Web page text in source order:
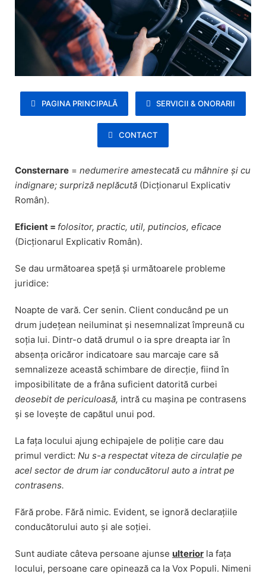
PAGINA PRINCIPALĂ SERVICII & ONORARII
CONTACT
Consternare = nedumerire amestecată cu mâhnire și cu
indignare; surpriză neplăcută (Dicționarul Explicativ
Român).
Eficient = folositor, practic, util, putincios, eficace
(Dicționarul Explicativ Român).
Se dau următoarea speță și următoarele probleme
juridice:
Noapte de vară. Cer senin. Client conducând pe un
drum județean neiluminat și nesemnalizat împreună cu
soția lui. Dintr-o dată drumul o ia spre dreapta iar în
absența oricăror indicatoare sau marcaje care să
semnalizeze această schimbare de direcție, fiind în
imposibilitate de a frâna suficient datorită curbei
deosebit de periculoasă, intră cu mașina pe contrasens
și se lovește de capătul unui pod.
La fața locului ajung echipajele de poliție care dau
primul verdict: Nu s-a respectat viteza de circulație pe
acel sector de drum iar conducătorul auto a intrat pe
contrasens.
Fără probe. Fără nimic. Evident, se ignoră declarațiile
conducătorului auto și ale soției.
Sunt audiate câteva persoane ajunse ulterior la fața
locului, persoane care opinează ca la Vox Populi. Nimeni